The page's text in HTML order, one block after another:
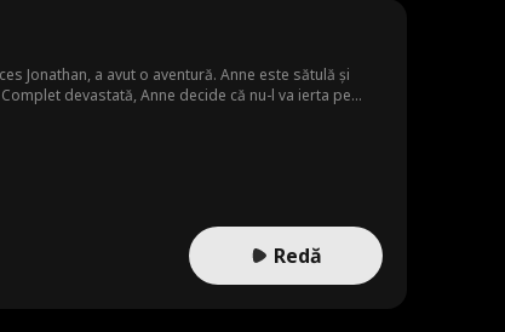
Jonathan, a avut o aventură. Anne este sătulă și
devastată, Anne decide că nu-l va ierta pe
Redă